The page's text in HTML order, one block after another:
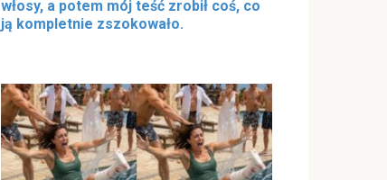
włosy, a potem mój teść zrobił coś, co
ją kompletnie zszokowało.